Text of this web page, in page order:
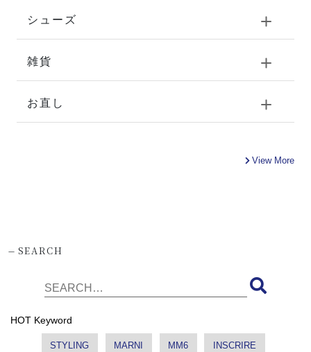
シューズ
雑貨
お直し
View More
-SEARCH
HOT Keyword
STYLING MARNI MM6 INSCRIRE